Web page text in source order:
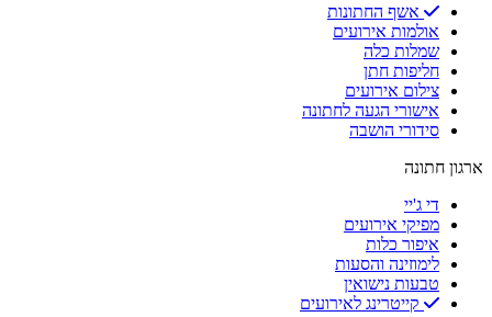
אשף החתונות
אולמות אירועים
שמלות כלה
חליפות חתן
צילום אירועים
אישורי הגעה לחתונה
סידורי הושבה
ארגון חתונה
די ג'יי
מפיקי אירועים
איפור כלות
לימוזינה והסעות
טבעות נישואין
קייטרינג לאירועים